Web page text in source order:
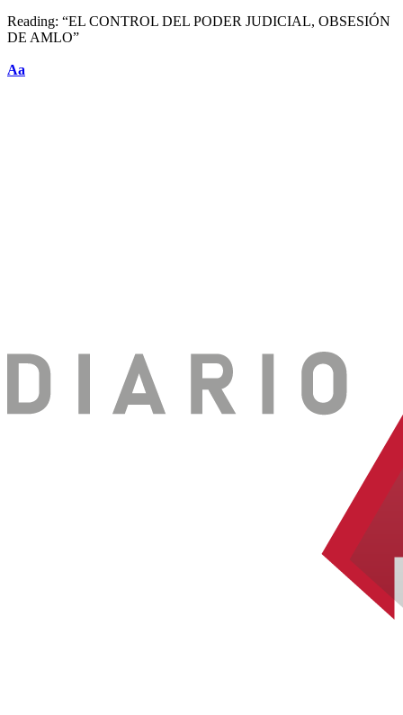
Reading: “EL CONTROL DEL PODER JUDICIAL, OBSESIÓN
DE AMLO”
Aa